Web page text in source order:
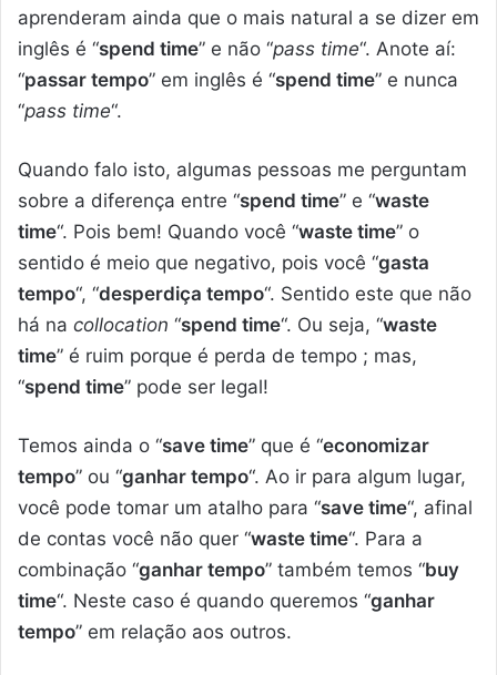
aprenderam ainda que o mais natural a se dizer em
inglês é “spend time” e não “pass time“. Anote aí:
“passar tempo” em inglês é “spend time” e nunca
“pass time“.
Quando falo isto, algumas pessoas me perguntam
sobre a diferença entre “spend time” e “waste
time“. Pois bem! Quando você “waste time” o
sentido é meio que negativo, pois você “gasta
tempo“, “desperdiça tempo“. Sentido este que não
há na collocation “spend time“. Ou seja, “waste
time” é ruim porque é perda de tempo ; mas,
“spend time” pode ser legal!
Temos ainda o “save time” que é “economizar
tempo” ou “ganhar tempo“. Ao ir para algum lugar,
você pode tomar um atalho para “save time“, afinal
de contas você não quer “waste time“. Para a
combinação “ganhar tempo” também temos “buy
time“. Neste caso é quando queremos “ganhar
tempo” em relação aos outros.